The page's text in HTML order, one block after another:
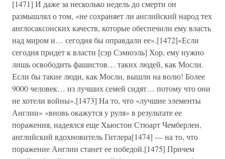
[1471] И даже за несколько недель до смерти он
размышлял о том, «не сохраняет ли английский народ тех
англосаксонских качеств, которые обеспечили ему власть
над миром и… сегодня бы оправдали ее».[1472]«Если
сегодня придет к власти [сэр Сэмюэль] Хор, ему нужно
лишь освободить фашистов… таких людей, как Мосли.
Если бы такие люди, как Мосли, вышли на волю! Более
9000 человек… из лучших семей сидят… потому что они
не хотели войны».[1473] На то, что «лучшие элементы
Англии» «вновь окажутся у руля» в результате ее
поражения, надеялся еще Хьюстон Стюарт Чемберлен,
английский вдохновитель Гитлера[1474] — на то, что
поражение Англии станет ее победой.[1475] Причем